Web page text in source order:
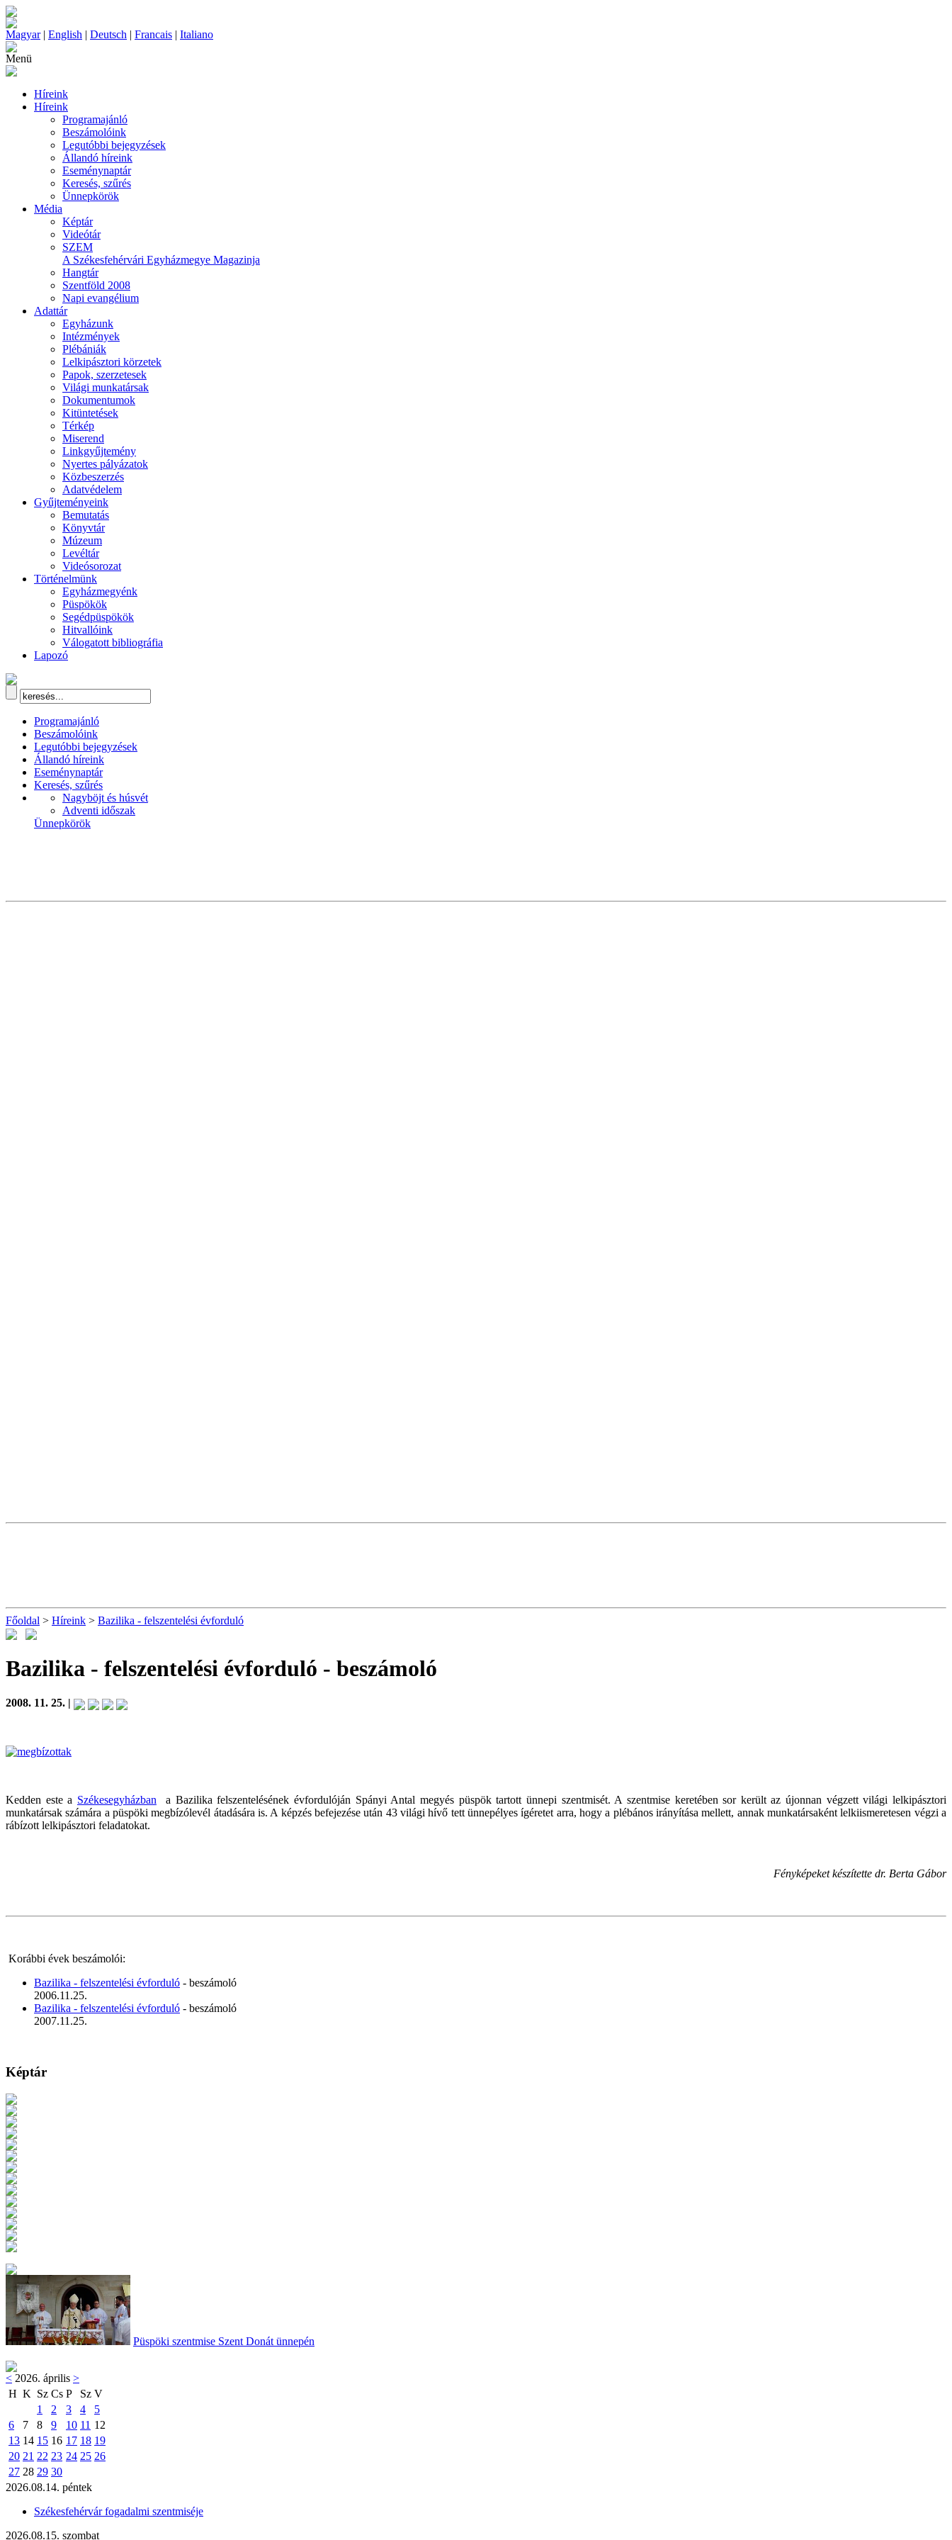
Magyar| English | Deutsch | Francais | Italiano
Menü
Híreink
Híreink
Programajánló
Beszámolóink
Legutóbbi bejegyzések
Állandó híreink
Eseménynaptár
Keresés, szűrés
Ünnepkörök
Média
Képtár
Videótár
SZEM
A Székesfehérvári Egyházmegye Magazinja
Hangtár
Szentföld 2008
Napi evangélium
Adattár
Egyházunk
Intézmények
Plébániák
Lelkipásztori körzetek
Papok, szerzetesek
Világi munkatársak
Dokumentumok
Kitüntetések
Térkép
Miserend
Linkgyűjtemény
Nyertes pályázatok
Közbeszerzés
Adatvédelem
Gyűjteményeink
Bemutatás
Könyvtár
Múzeum
Levéltár
Videósorozat
Történelmünk
Egyházmegyénk
Püspökök
Segédpüspökök
Hitvallóink
Válogatott bibliográfia
Lapozó
Programajánló
Beszámolóink
Legutóbbi bejegyzések
Állandó híreink
Eseménynaptár
Keresés, szűrés
Nagyböjt és húsvét
Adventi időszak
Ünnepkörök
Főoldal > Híreink > Bazilika - felszentelési évforduló
Bazilika - felszentelési évforduló - beszámoló
2008. 11. 25. |
Kedden este a Székesegyházban a Bazilika felszentelésének évfordulóján Spányi Antal megyés püspök tartott ünnepi szentmisét. A szentmise keretében sor került az újonnan végzett világi lelkipásztori
munkatársak számára a püspöki megbízólevél átadására is. A képzés befejezése után 43 világi hívő tett ünnepélyes ígéretet arra, hogy a plébános irányítása mellett, annak munkatársaként lelkiismeretesen végzi a
rábízott lelkipásztori feladatokat.
Fényképeket készítette dr. Berta Gábor
Korábbi évek beszámolói:
Bazilika - felszentelési évforduló - beszámoló
2006.11.25.
Bazilika - felszentelési évforduló - beszámoló
2007.11.25.
Képtár
Püspöki szentmise Szent Donát ünnepén
< 2026. április >
H K Sz Cs P Sz V
1
2 3 4
5
6
7 8 9 10 11 12
13 14 15 16 17 18 19
20 21 22 23 24 25 26
27 28 29 30
2026.08.14. péntek
Székesfehérvár fogadalmi szentmiséje
2026.08.15. szombat